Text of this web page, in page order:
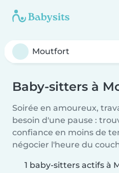
Baby-sitters à
Soirée en amoureux,
besoin d'une pause :
confiance en moins de
négocier l'heure du
1 baby-sitters actifs à